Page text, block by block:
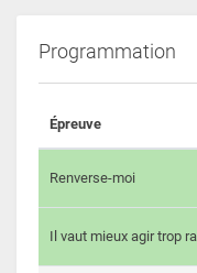
Programmation
Épreuve
Renverse-moi
Il vaut mieux agir trop